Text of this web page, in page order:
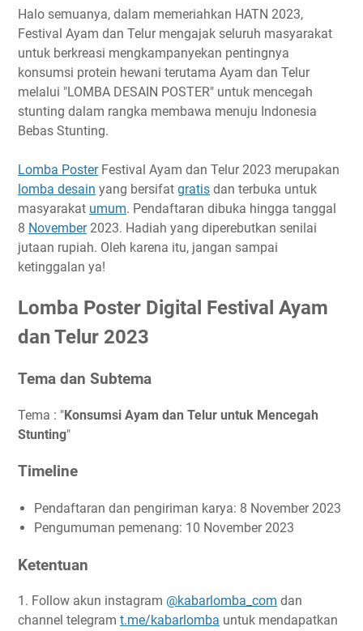
Tema dan Subtema
Timeline
Ketentuan
Kriteria Penilaian
Biaya Pendaftaran
Link Penting
Narahubung
Halo semuanya, dalam memeriahkan HATN 2023,
Festival Ayam dan Telur mengajak seluruh masyarakat
untuk berkreasi mengkampanyekan pentingnya
konsumsi protein hewani terutama Ayam dan Telur
melalui "LOMBA DESAIN POSTER" untuk mencegah
stunting dalam rangka membawa menuju Indonesia
Bebas Stunting.
Lomba PosterFestival Ayam dan Telur 2023 merupakan
lomba desain yang bersifat gratis dan terbuka untuk
masyarakat umum. Pendaftaran dibuka hingga tanggal
8 November2023. Hadiah yang diperebutkan senilai
jutaan rupiah. Oleh karena itu, jangan sampai
ketinggalan ya!
Lomba Poster Digital Festival Ayam
dan Telur 2023
Tema dan Subtema
Tema : "Konsumsi Ayam dan Telur untuk Mencegah
Stunting"
Timeline
Pendaftaran dan pengiriman karya: 8 November 2023
Pengumuman pemenang: 10 November 2023
Ketentuan
1. Follow akun instagram @kabarlomba_com dan
channel telegram t.me/kabarlomba untuk mendapatkan